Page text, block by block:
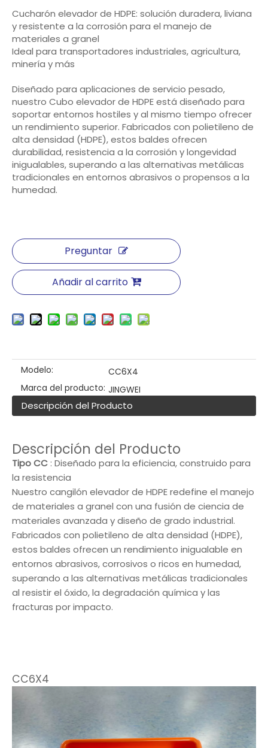
‌Cucharón elevador de HDPE: solución duradera, liviana
y resistente a la corrosión para el manejo de
materiales a granel‌
‌Ideal para transportadores industriales, agricultura,
minería y más‌
Diseñado para aplicaciones de servicio pesado,
nuestro ‌Cubo elevador de HDPE‌ está diseñado para
soportar entornos hostiles y al mismo tiempo ofrecer
un rendimiento superior. Fabricados con polietileno de
alta densidad (HDPE), estos baldes ofrecen
durabilidad, resistencia a la corrosión y longevidad
inigualables, superando a las alternativas metálicas
tradicionales en entornos abrasivos o propensos a la
humedad.
Preguntar
Añadir al carrito
Modelo:
CC6X4
Marca del producto: JINGWEI
Descripción del Producto
Descripción del Producto
Tipo CC : ‌Diseñado para la eficiencia, construido para
la resistencia‌
Nuestro cangilón elevador de HDPE redefine el manejo
de materiales a granel con una fusión de ciencia de
materiales avanzada y diseño de grado industrial.
Fabricados con polietileno de alta densidad (HDPE),
estos baldes ofrecen un rendimiento inigualable en
entornos abrasivos, corrosivos o ricos en humedad,
superando a las alternativas metálicas tradicionales
al resistir el óxido, la degradación química y las
fracturas por impacto.
CC6X4